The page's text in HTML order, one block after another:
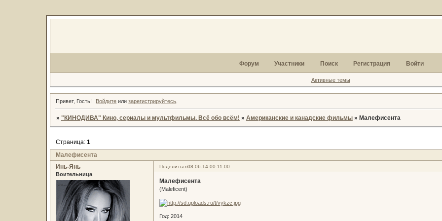
Форум Участники Поиск Регистрация Войти
Активные темы
Привет, Гость! Войдите илизарегистрируйтесь
» "КИНОДИВА" Кино, сериалы и мультфильмы. Всё обо всём! » Американские и канадские фильмы » Малефисента
Малефисента
Страница: 1
Поделиться08.06.14 00:11:00
Инь-Янь
Воительница
Малефисента
(Maleficent)
Год: 2014